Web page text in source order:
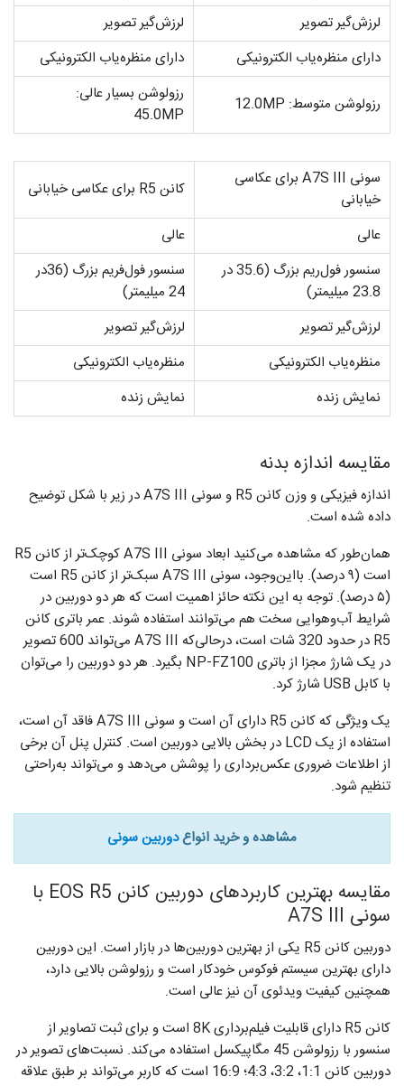
لرزش‌گیر تصویر
لرزش‌گیر تصویر
دارای منظره­‌یاب الکترونیکی
دارای منظره­‌یاب الکترونیکی
رزولوشن متوسط: 12.0MP
رزولوشن بسیار عالی:
45.0MP
سونی A7S III برای عکاسی
خیابانی
کانن R5 برای عکاسی خیابانی
عالی
عالی
سنسور فول­‌ریم بزرگ (35.6 در
23.8 میلی­متر)
سنسور فول­‌فریم بزرگ (36در
24 میلی­متر)
لرزش‌گیر تصویر
لرزش‌گیر تصویر
منظره­‌یاب الکترونیکی
منظره‌یاب الکترونیکی
نمایش زنده
نمایش زنده
مقایسه اندازه بدنه
اندازه فیزیکی و وزن کانن R5 و سونی A7S III در زیر با شکل توضیح
داده شده است.
همان‌طور که مشاهده می‌کنید ابعاد سونی A7S III کوچک‌تر از کانن R5
است (۹ درصد). بااین‌وجود، سونی A7S III سبک‌تر از کانن R5 است
(۵ درصد). توجه به این نکته حائز اهمیت است که هر دو دوربین در
شرایط آب‌و‌هوایی سخت هم می‌توانند استفاده شوند. عمر باتری کانن
R5 در حدود 320 شات است، درحالی‌که A7S III می‌تواند 600 تصویر
در یک شارژ مجزا از باتری NP-FZ100 بگیرد. هر دو دوربین را می‌توان
با کابل USB شارژ کرد.
یک ویژگی که کانن R5 دارای آن است و سونی A7S III فاقد آن است،
استفاده از یک LCD در بخش بالایی دوربین است. کنترل پنل آن برخی
از اطلاعات ضروری عکس‌برداری را پوشش می‌دهد و می‌تواند به‌راحتی
تنظیم شود.
مشاهده و خرید انواعدوربین سونی
مقایسه بهترین کاربردهای دوربین کانن EOS R5 با
سونی A7S III
دوربین کانن R5 یکی از بهترین دوربین‌ها در بازار است. این دوربین
دارای بهترین سیستم فوکوس خودکار است و رزولوشن بالایی دارد،
همچنین کیفیت ویدئوی آن نیز عالی است.
کانن R5 دارای قابلیت فیلم‌برداری 8K است و برای ثبت تصاویر از
سنسور با رزولوشن 45 مگاپیکسل استفاده می‌کند. نسبت‌های تصویر در
دوربین کانن 1:1، 3:2، 4:3؛ 16:9 است که کاربر می‌تواند بر طبق علاقه